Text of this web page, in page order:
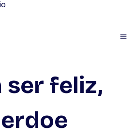
ser feliz,